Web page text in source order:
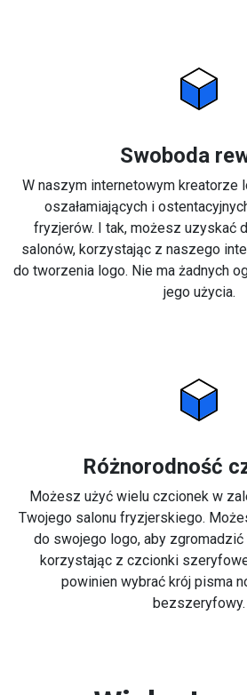
Swoboda
W naszym internetowym kreatorze
oszałamiających i
fryzjerów. I tak, możesz uzyskać
salonów, korzystając z naszego
do tworzenia logo. Nie ma żadnych
jego użycia.
Różnorodność
Możesz użyć wielu czcionek w
Twojego salonu fryzjerskiego.
do swojego logo, aby zgromadzić
korzystając z czcionki
powinien wybrać krój pisma
bezszeryfowy.